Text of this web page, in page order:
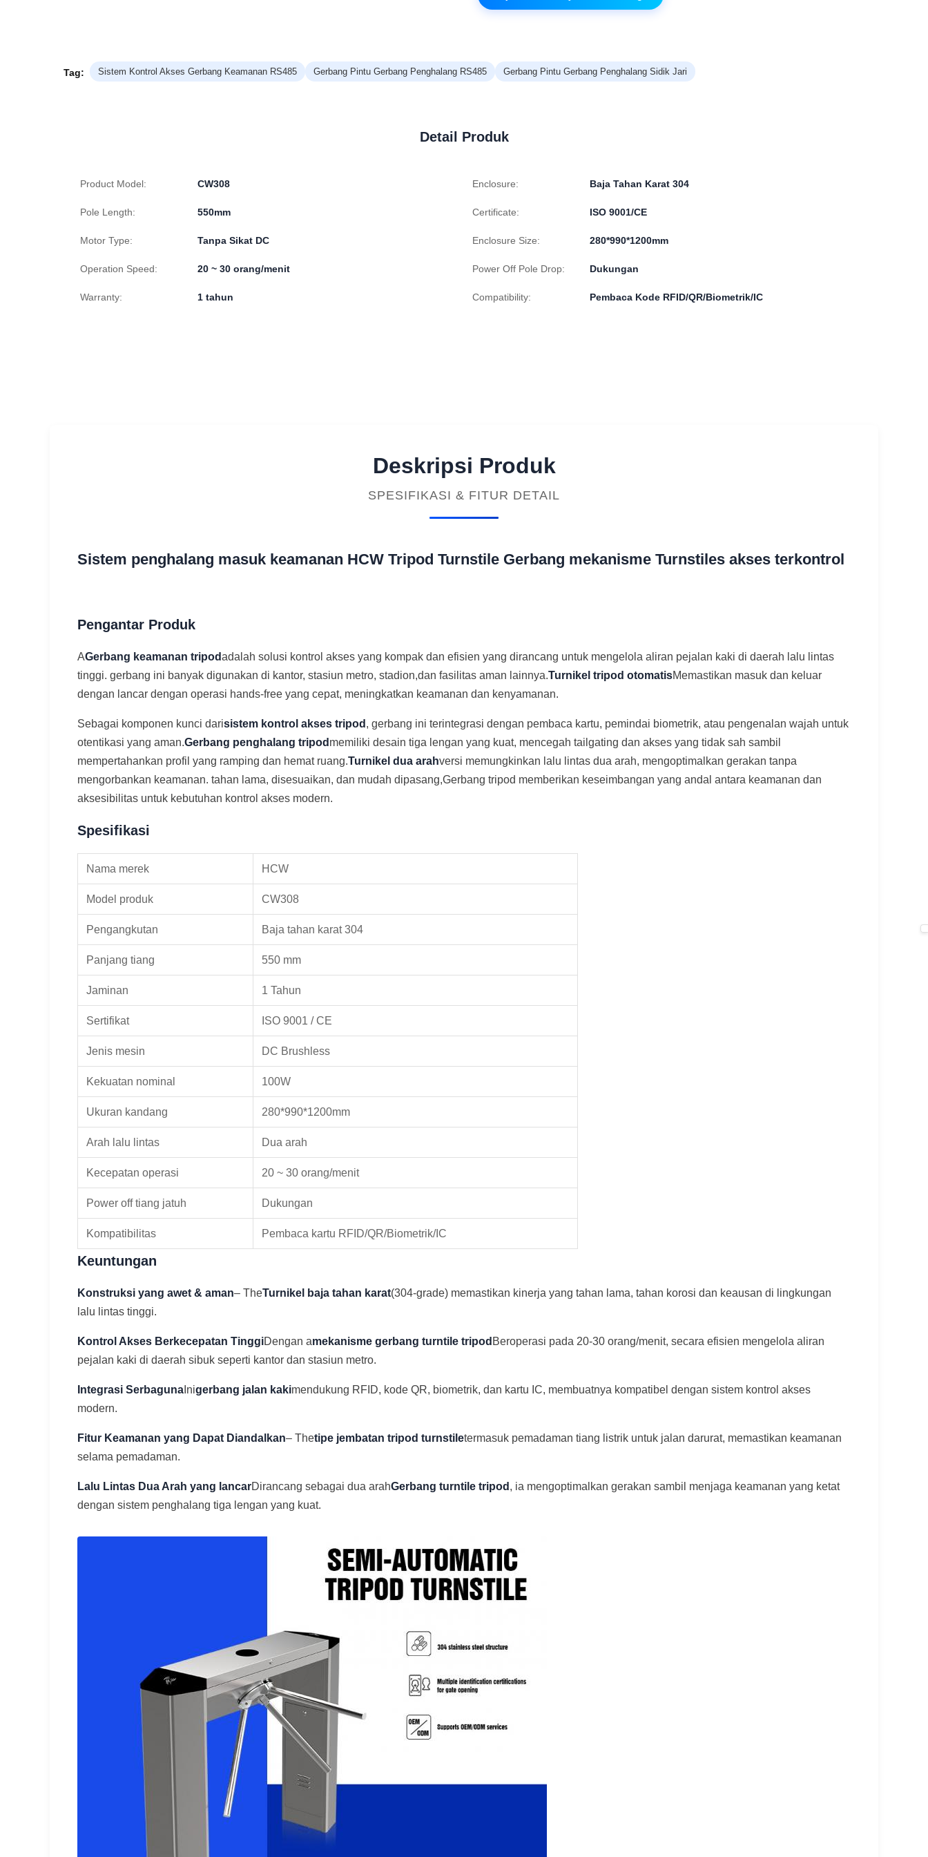
Tag: Sistem Kontrol Akses Gerbang Keamanan RS485 Gerbang Pintu Gerbang Penghalang RS485 Gerbang Pintu Gerbang Penghalang Sidik Jari
Detail Produk
Product Model: CW308 Enclosure: Baja Tahan Karat 304
Pole Length: 550mm Certificate: ISO 9001/CE
Motor Type: Tanpa Sikat DC Enclosure Size: 280*990*1200mm
Operation Speed: 20 ~ 30 orang/menit Power Off Pole Drop: Dukungan
Warranty: 1 tahun Compatibility: Pembaca Kode RFID/QR/Biometrik/IC
Deskripsi Produk
SPESIFIKASI & FITUR DETAIL
Sistem penghalang masuk keamanan HCW Tripod Turnstile Gerbang mekanisme Turnstiles akses terkontrol
Pengantar Produk
AGerbang keamanan tripodadalah solusi kontrol akses yang kompak dan efisien yang dirancang untuk mengelola aliran pejalan kaki di daerah lalu lintas
tinggi. gerbang ini banyak digunakan di kantor, stasiun metro, stadion,dan fasilitas aman lainnya.Turnikel tripod otomatisMemastikan masuk dan keluar
dengan lancar dengan operasi hands-free yang cepat, meningkatkan keamanan dan kenyamanan.
Sebagai komponen kunci darisistem kontrol akses tripod , gerbang ini terintegrasi dengan pembaca kartu, pemindai biometrik, atau pengenalan wajah untuk
otentikasi yang aman.Gerbang penghalang tripod memiliki desain tiga lengan yang kuat, mencegah tailgating dan akses yang tidak sah sambil
mempertahankan profil yang ramping dan hemat ruang.Turnikel dua arahversi memungkinkan lalu lintas dua arah, mengoptimalkan gerakan tanpa
mengorbankan keamanan. tahan lama, disesuaikan, dan mudah dipasang,Gerbang tripod memberikan keseimbangan yang andal antara keamanan dan
aksesibilitas untuk kebutuhan kontrol akses modern.
Spesifikasi
Nama merek HCW
Model produk CW308
Pengangkutan Baja tahan karat 304
Panjang tiang 550 mm
Jaminan 1 Tahun
Sertifikat ISO 9001 / CE
Jenis mesin DC Brushless
Kekuatan nominal 100W
Ukuran kandang 280*990*1200mm
Arah lalu lintas Dua arah
Kecepatan operasi 20 ~ 30 orang/menit
Power off tiang jatuh Dukungan
Kompatibilitas Pembaca kartu RFID/QR/Biometrik/IC
Keuntungan
Konstruksi yang awet & aman– TheTurnikel baja tahan karat(304-grade) memastikan kinerja yang tahan lama, tahan korosi dan keausan di lingkungan
lalu lintas tinggi.
Kontrol Akses Berkecepatan TinggiDengan amekanisme gerbang turntile tripod Beroperasi pada 20-30 orang/menit, secara efisien mengelola aliran
pejalan kaki di daerah sibuk seperti kantor dan stasiun metro.
Integrasi Serbaguna Inigerbang jalan kakimendukung RFID, kode QR, biometrik, dan kartu IC, membuatnya kompatibel dengan sistem kontrol akses
modern.
Fitur Keamanan yang Dapat Diandalkan– Thetipe jembatan tripod turnstiletermasuk pemadaman tiang listrik untuk jalan darurat, memastikan keamanan
selama pemadaman.
Lalu Lintas Dua Arah yang lancarDirancang sebagai dua arahGerbang turntile tripod , ia mengoptimalkan gerakan sambil menjaga keamanan yang ketat
dengan sistem penghalang tiga lengan yang kuat.